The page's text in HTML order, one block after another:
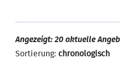
Angezeigt: 20 aktuelle
Sortierung: chronologisch